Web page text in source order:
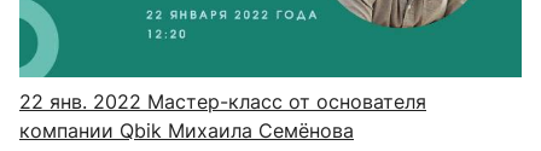
22 янв. 2022 Мастер-класс от основателя
компании Qbik Михаила Семёнова